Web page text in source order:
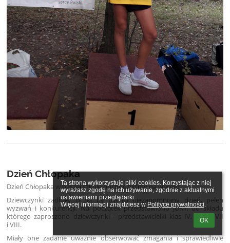
Ta strona wykorzystuje pliki cookies. Korzystając z niej
wyrażasz zgodę na ich używanie, zgodnie z aktualnymi
ustawieniami przeglądarki.
Więcej informacji znajdziesz w Polityce prywatności.
OK
Dzień Chłopaka
Dzień Chłopaka w naszej szkole obchodziliśmy na wesoło.
Dziewczynki zadbały o to, by był to niezapomniany dzień, pełen
wyzwań i konkurencji. Na początek przedstawiono JURY, do składu
którego zaproszono dziewczynki - przedstawicielki klas IV, V, VI, VII
i VIII.
Miały one zadanie uważnie obserwować zmagania i sprawiedliwie